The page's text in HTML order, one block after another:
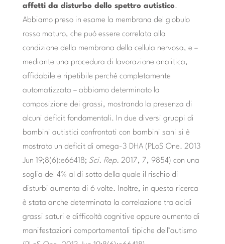
affetti da disturbo dello spettro autistico.
Abbiamo preso in esame la membrana del globulo
rosso maturo, che può essere correlata alla
condizione della membrana della cellula nervosa, e –
mediante una procedura di lavorazione analitica,
affidabile e ripetibile perché completamente
automatizzata – abbiamo determinato la
composizione dei grassi, mostrando la presenza di
alcuni deficit fondamentali. In due diversi gruppi di
bambini autistici confrontati con bambini sani si è
mostrato un deficit di omega-3 DHA (PLoS One. 2013
Jun 19;8(6):e66418; Sci. Rep. 2017, 7, 9854) con una
soglia del 4% al di sotto della quale il rischio di
disturbi aumenta di 6 volte. Inoltre, in questa ricerca
è stata anche determinata la correlazione tra acidi
grassi saturi e difficoltà cognitive oppure aumento di
manifestazioni comportamentali tipiche dell’autismo